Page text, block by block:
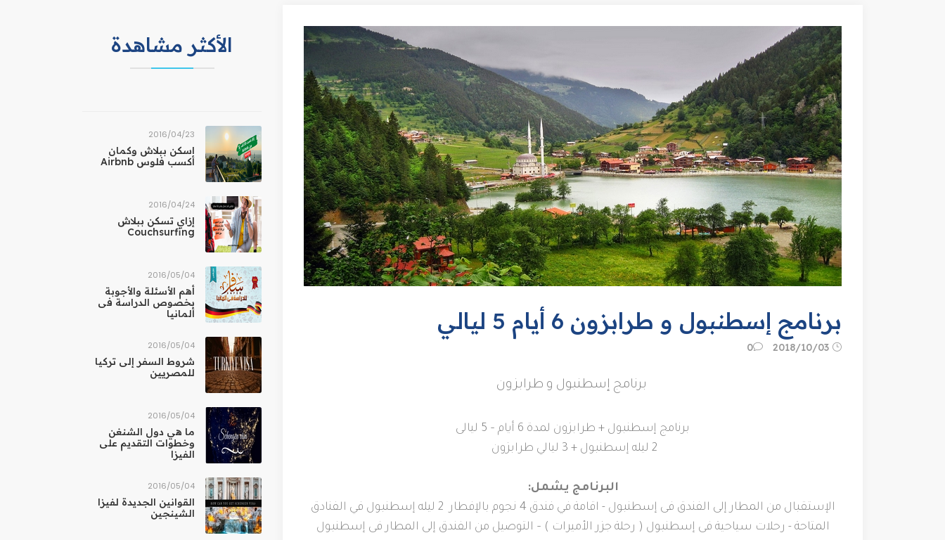
برنامج إسطنبول و طرابزون 6 أيام 5 ليالي
0
برنامج إسطنبول و طرابزون
برنامج إسطنبول + طرابزون لمدة 6 أيام – 5 ليالى
2 ليله إسطنبول + 3 ليالي طرابزون
البرنامج يشمل:
الإستقبال من المطار إلى الفندق فى إسطنبول - اقامة في فندق 4 نجوم بالإفطار 2 ليله إسطنبول في الفنادق
المتاحة - رحلات سياحية فى إسطنبول ( رحلة جزر الأميرات ) – التوصيل من الفندق إلى المطار فى إسطنبول
الأكثر مشاهدة
23‏/04‏/2016
اسكن ببلاش وكمان
أكسب فلوس Airbnb
24‏/04‏/2016
إزاي تسكن ببلاش
Couchsurfing
04‏/05‏/2016
أهم الأسئلة والأجوبة
بخصوص الدراسة فى
ألمانيا
04‏/05‏/2016
شروط السفر إلى تركيا
للمصريين
04‏/05‏/2016
ما هي دول الشنغن
وخطوات التقديم على
الفيزا
04‏/05‏/2016
القوانين الجديدة لفيزا
الشينجين